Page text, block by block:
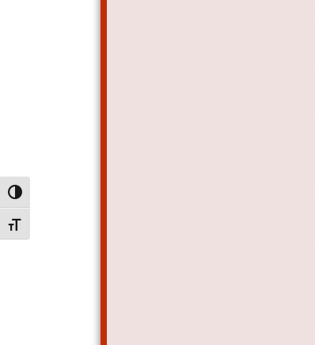
Alternar alto contraste
Alternar tamanho da fonte